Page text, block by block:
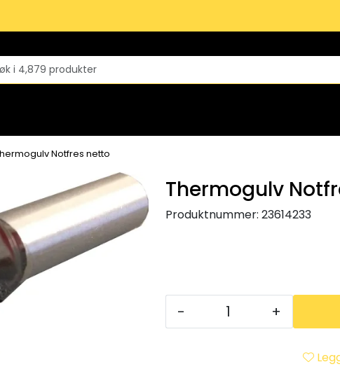
Notfres netto
Thermogulv
Produktnummer: 23614233
- +